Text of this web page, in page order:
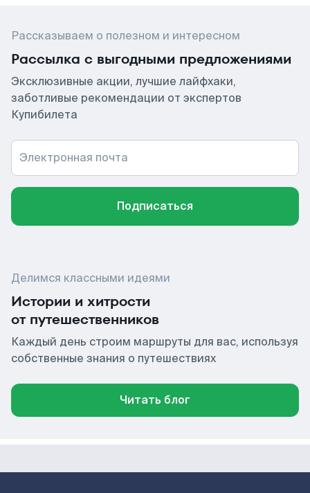
Рассказываем о полезном и интересном
Рассылка с выгодными предложениями
Эксклюзивные акции, лучшие лайфхаки,
заботливые рекомендации от экспертов
Купибилета
Электронная почта
Подписаться
Делимся классными идеями
Истории и хитрости
от путешественников
Каждый день строим маршруты для вас, используя
собственные знания о путешествиях
Читать блог